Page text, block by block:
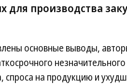
для производства
основные выводы,
спроса на продукцию и